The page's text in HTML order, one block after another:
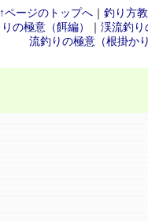
↑ページのトップへ｜ 釣り方
りの極意（餌編）
｜ 渓流釣り
流釣りの極意（根掛か